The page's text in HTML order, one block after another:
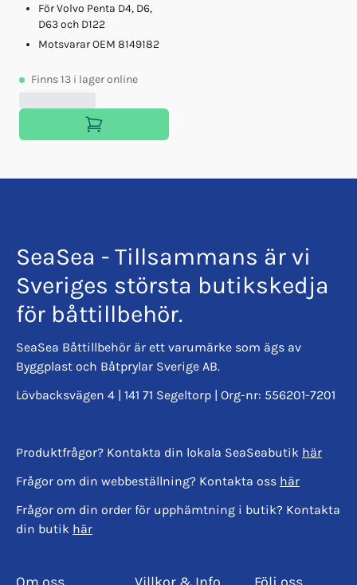
För Volvo Penta D4, D6,
D63 och D122
Motsvarar OEM 8149182
Finns13 i lager online
SeaSea - Tillsammans är vi
Sveriges största butikskedja
för båttillbehör.
SeaSea Båttillbehör är ett varumärke som ägs av
Byggplast och Båtprylar Sverige AB.
Lövbacksvägen 4 | 141 71 Segeltorp | Org-nr: 556201-7201
Produktfrågor? Kontakta din lokala SeaSeabutik här
Frågor om din webbeställning? Kontakta oss här
Frågor om din order för upphämtning i butik? Kontakta
din butik här